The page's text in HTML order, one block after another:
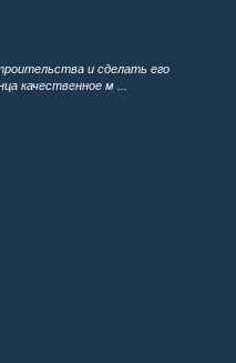
и сделать его
качественное м ...